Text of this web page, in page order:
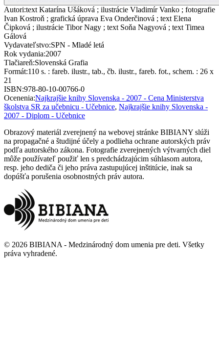
Autori:text Katarína Ušáková ; ilustrácie Vladimír Vanko ; fotografie
Ivan Kostroň ; grafická úprava Eva Onderčinová ; text Elena
Čipková ; ilustrácie Tibor Nagy ; text Soňa Nagyová ; text Timea
Gálová
Vydavateľstvo:SPN - Mladé letá
Rok vydania:2007
Tlačiareň:Slovenská Grafia
Formát:110 s. : fareb. ilustr., tab., čb. ilustr., fareb. fot., schem. : 26 x
21
ISBN:978-80-10-00766-0
Ocenenia:Najkrajšie knihy Slovenska - 2007 - Cena Ministerstva
školstva SR za učebnicu - Učebnice, Najkrajšie knihy Slovenska -
2007 - Diplom - Učebnice
Obrazový materiál zverejnený na webovej stránke BIBIANY slúži
na propagačné a študijné účely a podlieha ochrane autorských práv
podľa autorského zákona. Fotografie zverejnených výtvarných diel
môže používateľ použiť len s predchádzajúcim súhlasom autora,
resp. jeho dediča či jeho práva zastupujúcej inštitúcie, inak sa
dopúšťa porušenia osobnostných práv autora.
© 2026 BIBIANA - Medzinárodný dom umenia pre deti. Všetky
práva vyhradené.